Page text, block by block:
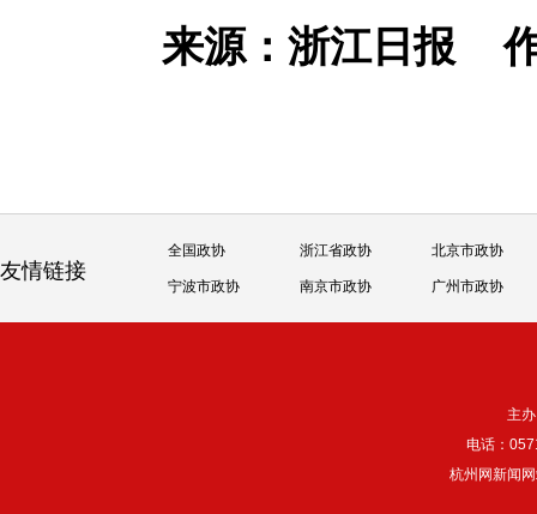
来源：浙江日报
友情链接
全国政协 浙江省政协 北京市政协
宁波市政协 南京市政协 广州市政协
主
电话：
杭州网新闻